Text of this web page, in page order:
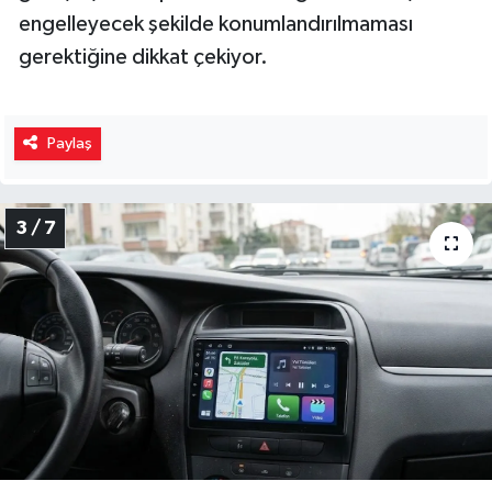
engelleyecek şekilde konumlandırılmaması
gerektiğine dikkat çekiyor.
Paylaş
3 / 7